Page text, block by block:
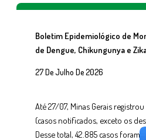
Boletim Epidemiológico de
de Dengue, Chikungunya e
27 De Julho De 2026
Até 27/07, Minas Gerais
(casos notificados, exceto os
Desse total, 42.885 casos foram